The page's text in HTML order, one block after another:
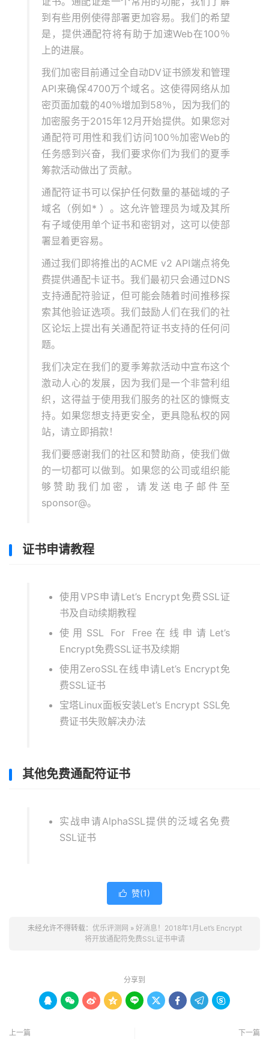
到有些用例使得部署更加容易。我们的希望
是，提供通配符将有助于加速Web在100％
上的进展。
我们加密目前通过全自动DV证书颁发和管理
API来确保4700万个域名。这使得网络从加
密页面加载的40％增加到58％，因为我们的
加密服务于2015年12月开始提供。如果您对
通配符可用性和我们访问100％加密Web的
任务感到兴奋，我们要求你们为我们的夏季
筹款活动做出了贡献。
通配符证书可以保护任何数量的基础域的子
域名（例如* ）。这允许管理员为域及其所
有子域使用单个证书和密钥对，这可以使部
署显着更容易。
通过我们即将推出的ACME v2 API端点将免
费提供通配卡证书。我们最初只会通过DNS
支持通配符验证，但可能会随着时间推移探
索其他验证选项。我们鼓励人们在我们的社
区论坛上提出有关通配符证书支持的任何问
题。
我们决定在我们的夏季筹款活动中宣布这个
激动人心的发展，因为我们是一个非营利组
织，这得益于使用我们服务的社区的慷慨支
持。如果您想支持更安全，更具隐私权的网
站，请立即捐款！
我们要感谢我们的社区和赞助商，使我们做
的一切都可以做到。如果您的公司或组织能
够赞助我们加密，请发送电子邮件至
sponsor@。
证书申请教程
使用VPS申请Let’s Encrypt免费SSL证
书及自动续期教程
使用SSL For Free在线申请Let’s
Encrypt免费SSL证书及续期
使用ZeroSSL在线申请Let’s Encrypt免
费SSL证书
宝塔Linux面板安装Let’s Encrypt SSL免
费证书失败解决办法
其他免费通配符证书
实战申请AlphaSSL提供的泛域名免费
SSL证书
 赞(1)
未经允许不得转载： 优乐评测网 » 好消息！2018年1月Let’s Encrypt
将开放通配符免费SSL证书申请
分享到
        
上一篇 下一篇